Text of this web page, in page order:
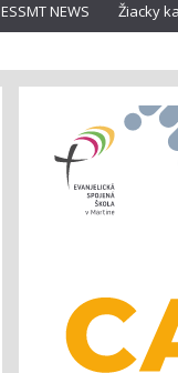
ESSMT NEWS
Žiacky